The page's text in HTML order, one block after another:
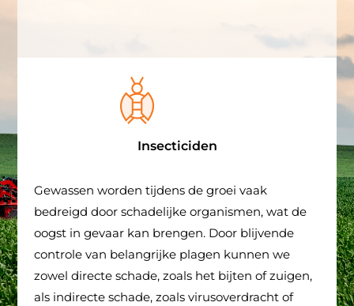
Insecticiden
Gewassen worden tijdens de groei vaak
bedreigd door schadelijke organismen, wat de
oogst in gevaar kan brengen. Door blijvende
controle van belangrijke plagen kunnen we
zowel directe schade, zoals het bijten of zuigen,
als indirecte schade, zoals virusoverdracht of